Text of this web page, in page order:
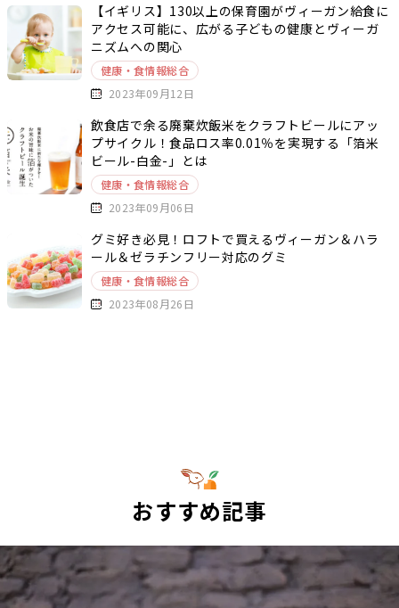
【イギリス】130以上の保育園がヴィーガン給食に
アクセス可能に、広がる子どもの健康とヴィーガ
ニズムへの関心
健康・食情報総合
2023年09月12日
飲食店で余る廃棄炊飯米をクラフトビールにアッ
プサイクル！食品ロス率0.01％を実現する「箔米
ビール-白金-」とは
健康・食情報総合
2023年09月06日
グミ好き必見！ロフトで買えるヴィーガン＆ハラ
ール＆ゼラチンフリー対応のグミ
健康・食情報総合
2023年08月26日
おすすめ記事